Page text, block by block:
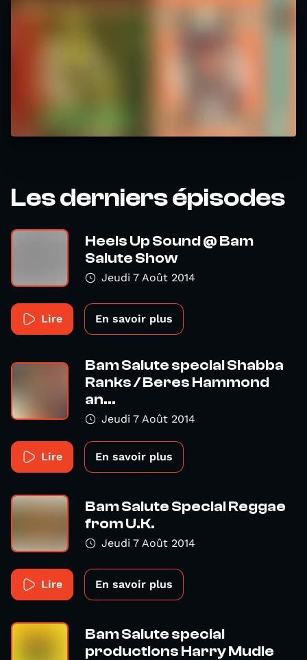
Les derniers épisodes
Heels Up Sound @ Bam
Salute Show
Jeudi 7 Août 2014
Lire En savoir plus
Bam Salute special Shabba
Ranks / Beres Hammond
an...
Jeudi 7 Août 2014
Lire En savoir plus
Bam Salute Special Reggae
from U.K.
Jeudi 7 Août 2014
Lire En savoir plus
Bam Salute special
productions Harry Mudie